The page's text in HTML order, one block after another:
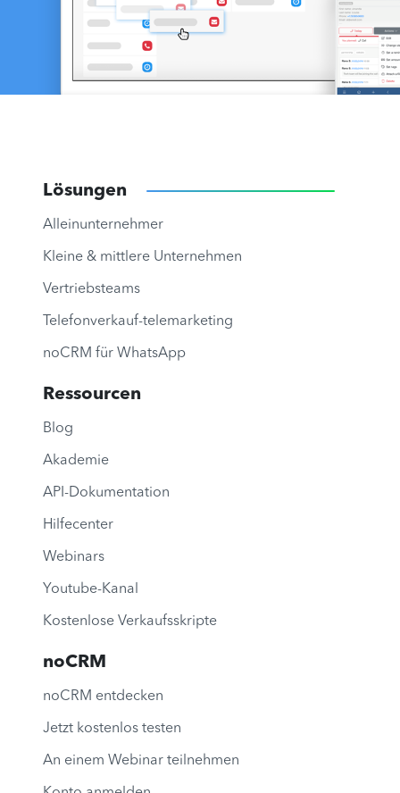
Lösungen
Alleinunternehmer
Kleine & mittlere Unternehmen
Vertriebsteams
Telefonverkauf-telemarketing
noCRM für WhatsApp
Ressourcen
Blog
Akademie
API-Dokumentation
Hilfecenter
Webinars
Youtube-Kanal
Kostenlose Verkaufsskripte
noCRM
noCRM entdecken
Jetzt kostenlos testen
An einem Webinar teilnehmen